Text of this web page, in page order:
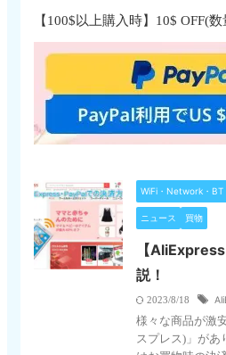
【100$以上購入時】10$ OFF(
WiFi・Network・BT
ニュース 買物
【
説！
2023/8/18
様々な商品が激
スプレス)」があ